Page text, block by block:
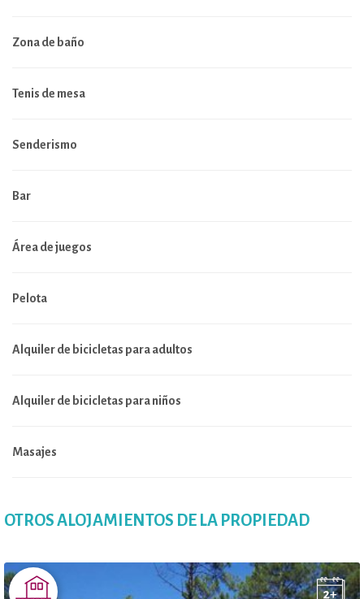
Zona de baño
Tenis de mesa
Senderismo
Bar
Área de juegos
Pelota
Alquiler de bicicletas para adultos
Alquiler de bicicletas para niños
Masajes
OTROS ALOJAMIENTOS DE LA PROPIEDAD